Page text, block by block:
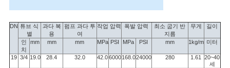
이
트
맵
DN 튜브 식
별
과다 복
용
펌프 과다 투
여
작업 압력 폭발 압력
최소 굽기 반
지름
무게 길이
인
치
mm mm mm MPa PSI MPa PSI mm 1kg/m 미터
19 3/4 19.0 28.4 32.0 42.06000168.024000 280 1.61 20~40
세